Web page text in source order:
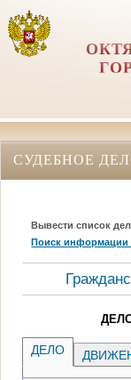
СУДЕБНОЕ
Вывести список
Поиск информации
ДЕЛО